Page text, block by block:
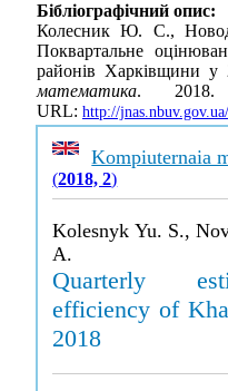
Бібліографічний опис:
Колесник Ю. С.,
Поквартальне
районів Харківщини у
математика.
URL: http://
Kompiuternaia
(2018, 2)
Kolesnyk Yu. S.,
A.
Quarterly
efficiency of
2018